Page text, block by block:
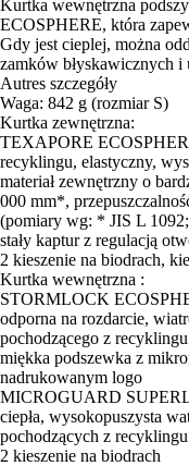
Kurtka wewnętrzna
ECOSPHERE, która
Gdy jest cieplej, można
zamków błyskawicznych i
Autres szczegóły
Waga: 842 g (rozmiar S)
Kurtka zewnętrzna:
TEXAPORE
recyklingu, elastyczny,
materiał zewnętrzny o
000 mm*,
(pomiary wg: * JIS L
stały kaptur z regulacją
2 kieszenie na biodrach,
Kurtka wewnętrzna :
STORMLOCK
odporna na rozdarcie,
pochodzącego z
miękka podszewka z
nadrukowanym logo
MICROGUARD
ciepła, wysokopuszysta
pochodzących z recyklingu
2 kieszenie na biodrach